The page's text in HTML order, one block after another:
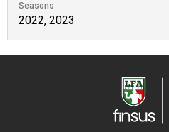
Seasons
2022, 2023